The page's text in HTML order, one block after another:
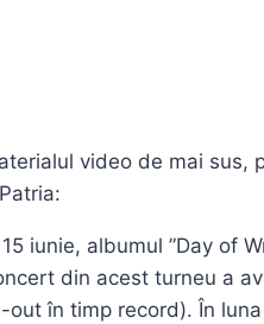
video de mai
iunie, albumul ”Day of
din acest turneu a
în timp record). În